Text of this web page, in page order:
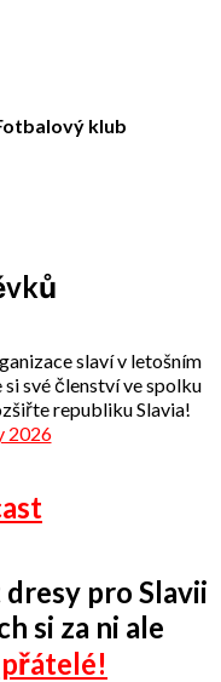
klub
slaví v letošním
své členství ve spolku
republiku Slavia!
2026
pro Slavii
si za ni ale